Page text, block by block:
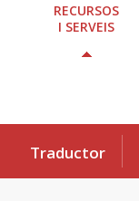
RECURSOS
I SERVEIS
Traductor